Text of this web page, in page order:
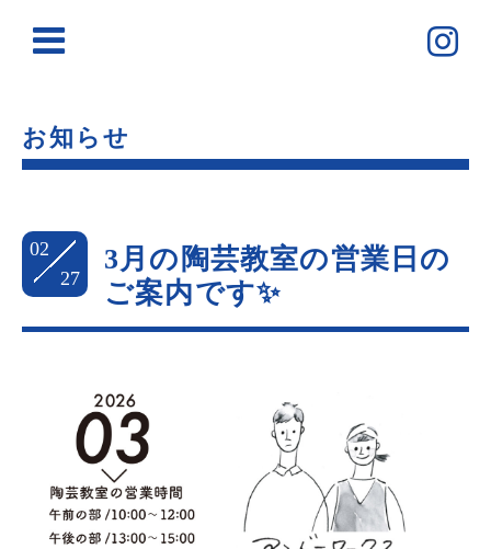
お知らせ
02
27
3月の陶芸教室の営業日の
ご案内です✨